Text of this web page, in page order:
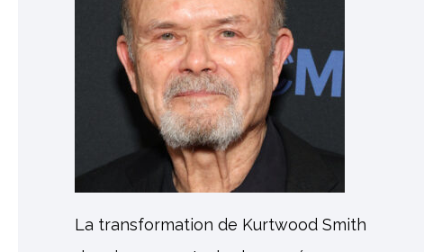
La transformation de Kurtwood Smith